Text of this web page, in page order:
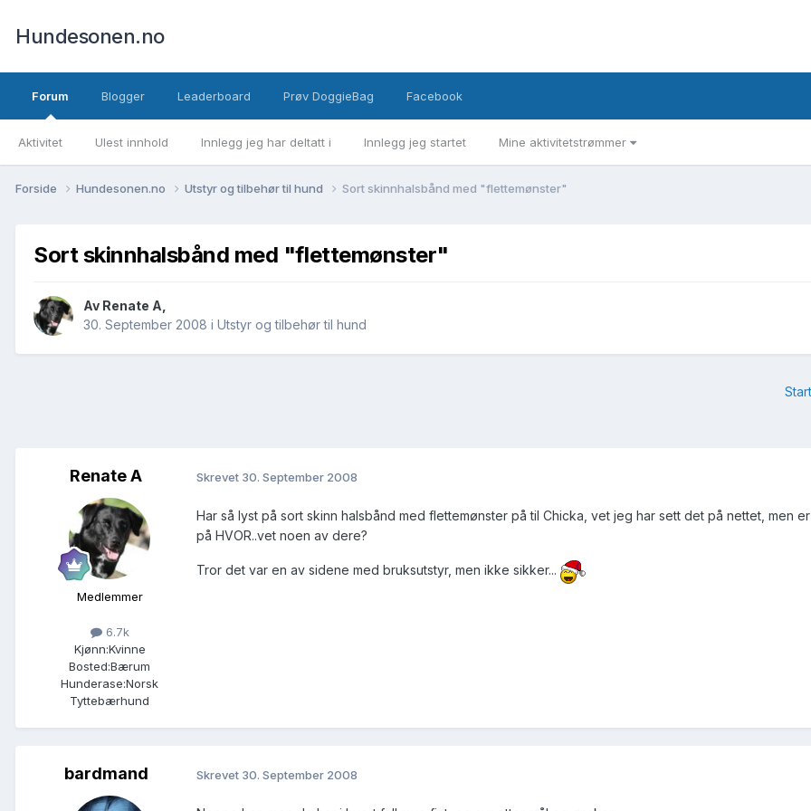
Hundesonen.no
Forum
Aktivitet Ulest innhold Innlegg jeg har deltatt i Innlegg jeg startet Mine aktivitetstrømmer
Blogger Leaderboard Prøv DoggieBag Facebook
Forside Hundesonen.no Utstyr og tilbehør til hund Sort skinnhalsbånd med "flettemønster"
Sort skinnhalsbånd med "flettemønster"
Av Renate A
30. September 2008 i Utstyr og tilbehør til hund
Renate A
Medlemmer
6.7k
Kjønn:Kvinne
Bosted:Bærum
Hunderase:Norsk
Tyttebærhund
Skrevet 30. September 2008
Har så lyst på sort skinn halsbånd med flettemønster på til Chicka, vet jeg har sett det på nettet, men
på HVOR..vet noen av dere?
Tror det var en av sidene med bruksutstyr, men ikke sikker...
bardmand Skrevet 30. September 2008